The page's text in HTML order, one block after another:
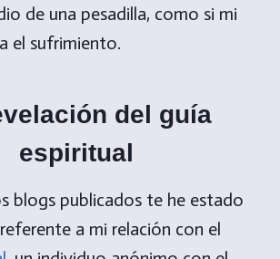
de una pesadilla, como si mi
el sufrimiento.
del guía
espiritual
blogs publicados te he estado
a mi relación con el